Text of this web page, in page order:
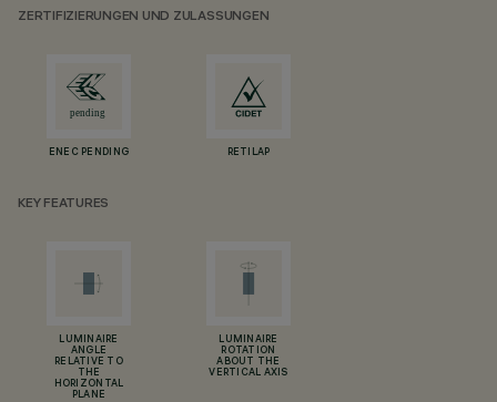
ZERTIFIZIERUNGEN UND ZULASSUNGEN
ENEC PENDING RETILAP
KEY FEATURES
LUMINAIRE
ANGLE
RELATIVE TO
THE
HORIZONTAL
PLANE
LUMINAIRE
ROTATION
ABOUT THE
VERTICAL AXIS